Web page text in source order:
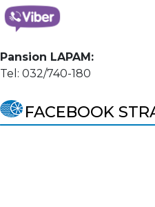
Pansion LAPAM:
Tel: 032/740-180
FACEBOOK